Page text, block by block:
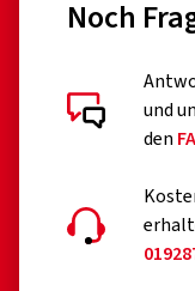
Erweiterung
Rennreifen
Traktion, z.B.
Notreifen des
Noch
und
den